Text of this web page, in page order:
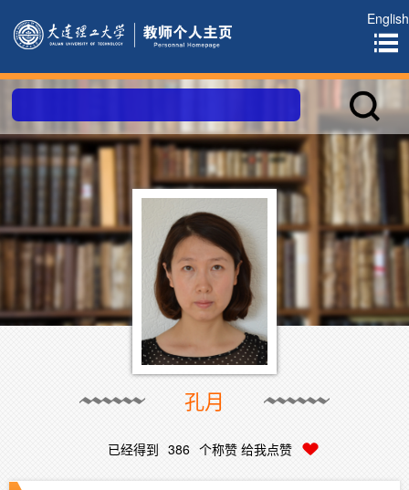
English
孔月
已经得到 386 个称赞 给我点赞